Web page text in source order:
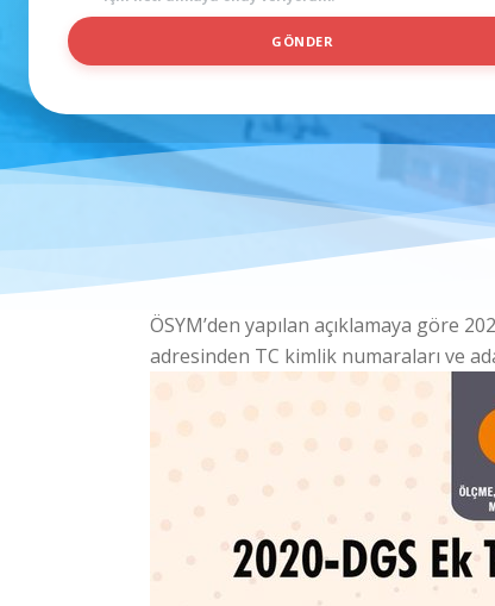
I
S
GÖNDER
ÖSYM’den yapılan açıklamaya göre
adresinden TC kimlik numaraları ve